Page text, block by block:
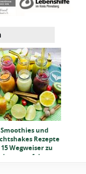
Smoothies und
Rezepte
15 Wegweiser zu
perfekten